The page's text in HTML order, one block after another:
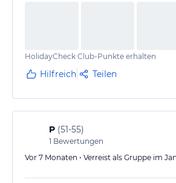
HolidayCheck Club-Punkte erhalten
Hilfreich Teilen
P (51-55)
1 Bewertungen
Vor 7 Monaten • Verreist als Gruppe im